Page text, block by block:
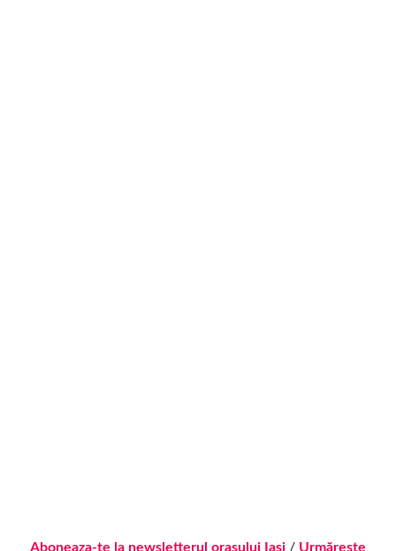
Aboneaza-te la newsletterul orasului Iasi/ Urmărește